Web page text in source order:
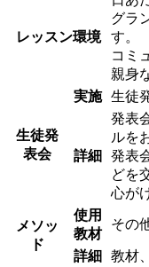
レッスン環境
グラ
す。
コミ
親身
生徒発
表会
実施 生徒
詳細
発表
ルを
発表
どを
心が
メソッ
ド
使用
教材
その
詳細
教材